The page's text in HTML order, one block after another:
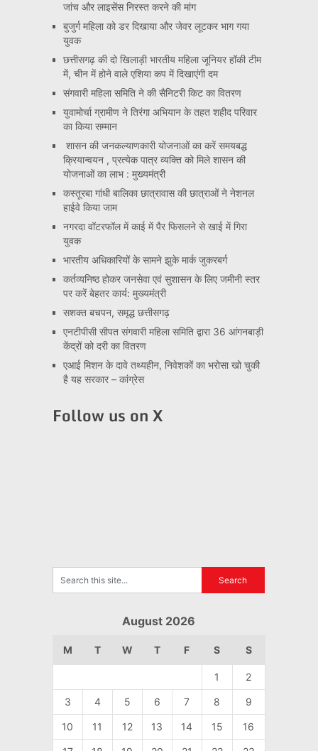
जांच और लाइसेंस निरस्त करने की मांग
बुजुर्ग महिला को डर दिखाया और जेवर लूटकर भाग गया
युवक
छत्तीसगढ़ की दो खिलाड़ी भारतीय महिला जूनियर हॉकी टीम
में, चीन में होने वाले एशिया कप में दिखाएंगी दम
संगवारी महिला समिति ने की सैनिटरी किट का वितरण
युवामोर्चा ग्रामीण ने तिरंगा अभियान के तहत शहीद परिवार
का किया सम्मान
शासन की जनकल्याणकारी योजनाओं का करें समयबद्ध
क्रियान्वयन , प्रत्येक पात्र व्यक्ति को मिले शासन की
योजनाओं का लाभ : मुख्यमंत्री
कस्तूरबा गांधी बालिका छात्रावास की छात्राओं ने नेशनल
हाईवे किया जाम
नगरदा वॉटरफॉल में काई में पैर फिसलने से खाई में गिरा
युवक
भारतीय अधिकारियों के सामने झुके मार्क जुकरबर्ग
कर्तव्यनिष्ठ होकर जनसेवा एवं सुशासन के लिए जमीनी स्तर
पर करें बेहतर कार्य: मुख्यमंत्री
सशक्त बचपन, समृद्ध छत्तीसगढ़
एनटीपीसी सीपत संगवारी महिला समिति द्वारा 36 आंगनबाड़ी
केंद्रों को दरी का वितरण
एआई मिशन के दावे तथ्यहीन, निवेशकों का भरोसा खो चुकी
है यह सरकार – कांग्रेस
Follow us on X
August 2026
M T W T F S S
1 2
3 4 5 6 7 8 9
10 11 12 13 14 15 16